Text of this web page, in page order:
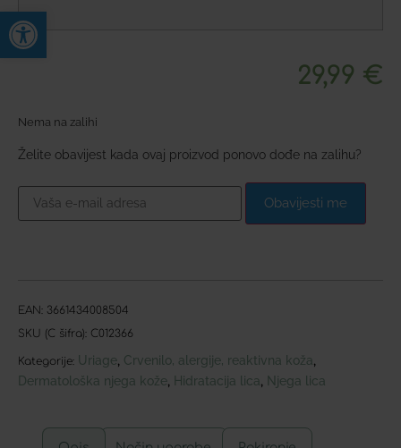
Open toolbar
29,99 €
Nema na zalihi
Želite obavijest kada ovaj proizvod ponovo dođe na zalihu?
Obavijesti me
EAN: 3661434008504
SKU (C šifra): C012366
Kategorije: Uriage, Crvenilo, alergije, reaktivna koža,
Dermatološka njega kože, Hidratacija lica, Njega lica